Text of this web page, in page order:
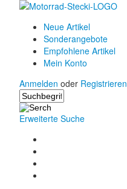
Neue Artikel
Sonderangebote
Empfohlene Artikel
Mein Konto
Anmelden oder Registrieren
Erweiterte Suche